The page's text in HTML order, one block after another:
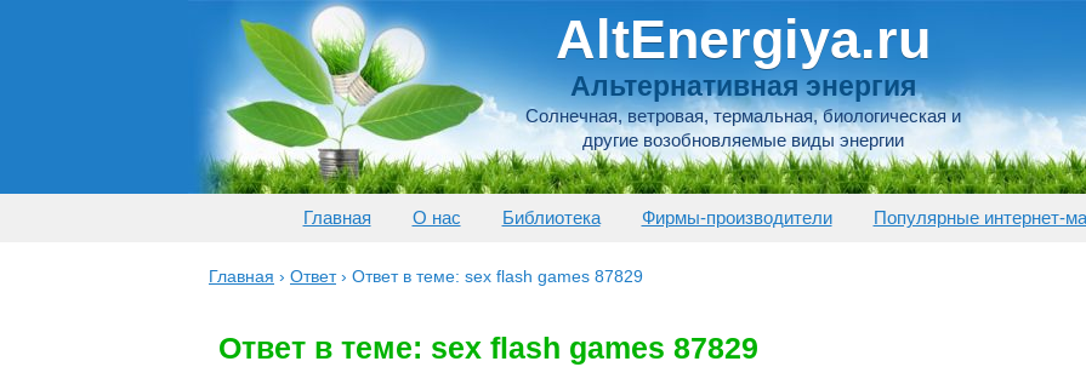
AltEnergiya.ru
Альтернативная энергия
Солнечная, ветровая, термальная, биологическая и
другие возобновляемые виды энергии
Главная О нас Библиотека Фирмы-производители Популярные интернет-
Главная › Ответ › Ответ в теме: sex flash games 87829
Ответ в теме: sex flash games 87829